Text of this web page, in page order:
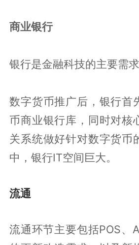
商业银行
银行是金融科技的主要需求
数字货币推广后，银行首
币商业银行库，同时对核
关系统做好针对数字货币
中，银行IT空间巨大。
流通
流通环节主要包括POS、